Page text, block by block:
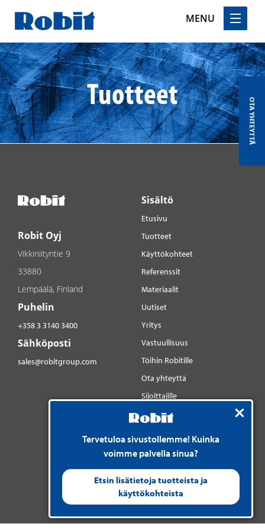
MENU
Skip
to
content
Tuotteet
OTA YHTEYTTÄ
Tervetuloa sivustollemme! Kuinka
voimme palvella sinua?
Etsin lisätietoja tuotteista ja
käyttökohteista
Robit Oyj
Vikkiniityntie 9
33880
Lempäälä, Finland
Puhelin
+358 3 3140 3400
Sähköposti
sales@robitgroup.com
Sisältö
Etusivu
Tuotteet
Käyttökohteet
Referenssit
Materiaalit
Uutiset
Yritys
Vastuullisuus
Töihin Robitille
Ota yhteyttä
Sijoittajille
Sosiaalinen media
LinkedIn
Instagram